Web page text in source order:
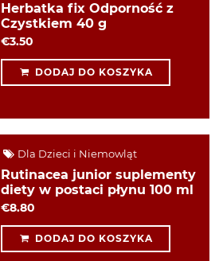
Herbatka fix Odporność z
Czystkiem 40 g
€3.50
DODAJ DO KOSZYKA
Dla Dzieci i Niemowląt
Rutinacea junior suplementy
diety w postaci płynu 100 ml
€8.80
DODAJ DO KOSZYKA